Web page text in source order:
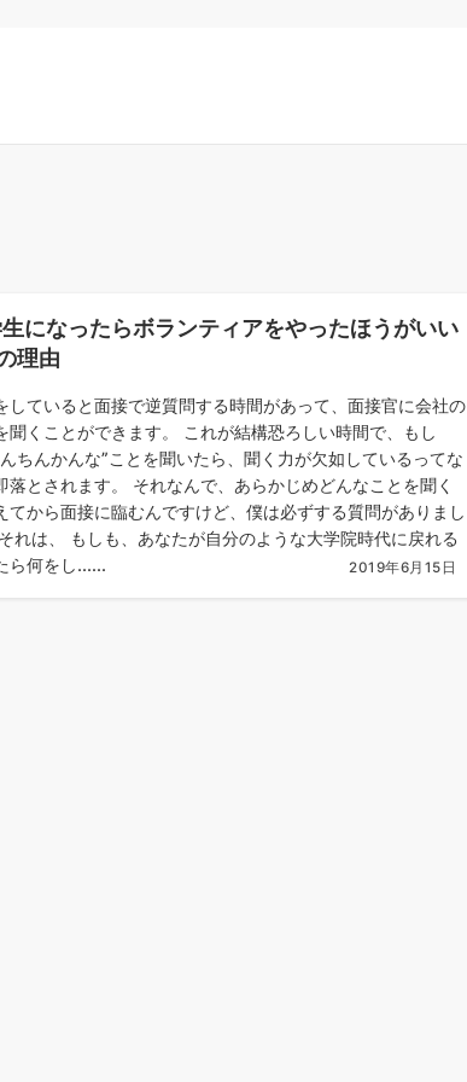
になったらボランティアをやったほうがいい
理由
していると面接で逆質問する時間があって、面接官に会社の
聞くことができます。 これが結構恐ろしい時間で、もし
ちんかんな”ことを聞いたら、聞く力が欠如しているってな
落とされます。 それなんで、あらかじめどんなことを聞く
てから面接に臨むんですけど、僕は必ずする質問がありまし
れは、 もしも、あなたが自分のような大学院時代に戻れる
ら何をし......
2019年6月15日